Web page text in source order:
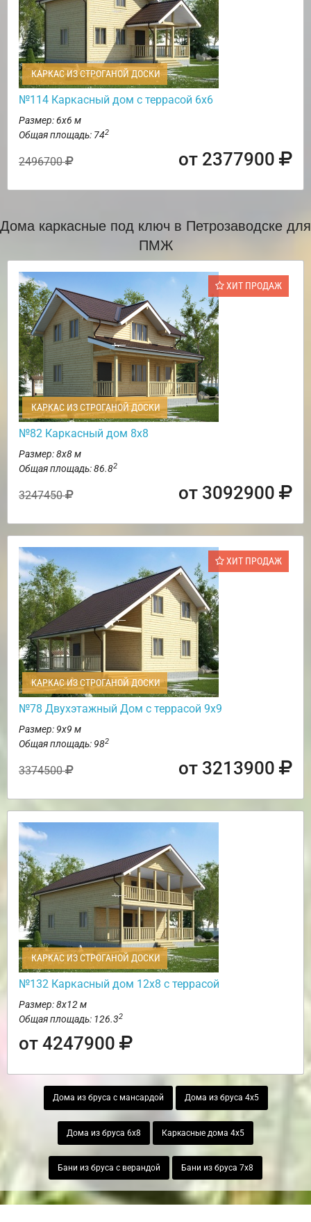
КАРКАС ИЗ СТРОГАНОЙ ДОСКИ
№114 Каркасный дом с террасой 6х6
Размер: 6х6 м
Общая площадь: 742
2496700 от 2377900
Дома каркасные под ключ в Петрозаводске для
ПМЖ
ХИТ ПРОДАЖ
КАРКАС ИЗ СТРОГАНОЙ ДОСКИ
№82 Каркасный дом 8х8
Размер: 8х8 м
Общая площадь: 86.82
3247450 от 3092900
ХИТ ПРОДАЖ
КАРКАС ИЗ СТРОГАНОЙ ДОСКИ
№78 Двухэтажный Дом с террасой 9х9
Размер: 9х9 м
Общая площадь: 982
3374500 от 3213900
КАРКАС ИЗ СТРОГАНОЙ ДОСКИ
№132 Каркасный дом 12х8 с террасой
Размер: 8х12 м
Общая площадь: 126.32
от 4247900
Дома из бруса с мансардой Дома из бруса 4х5
Дома из бруса 6х8 Каркасные дома 4х5
Бани из бруса с верандой Бани из бруса 7х8